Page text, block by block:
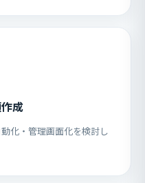
成
化・管理画面化を検討し